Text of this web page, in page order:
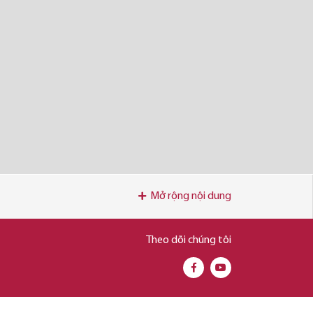
Mở rộng nội dung
Theo dõi chúng tôi